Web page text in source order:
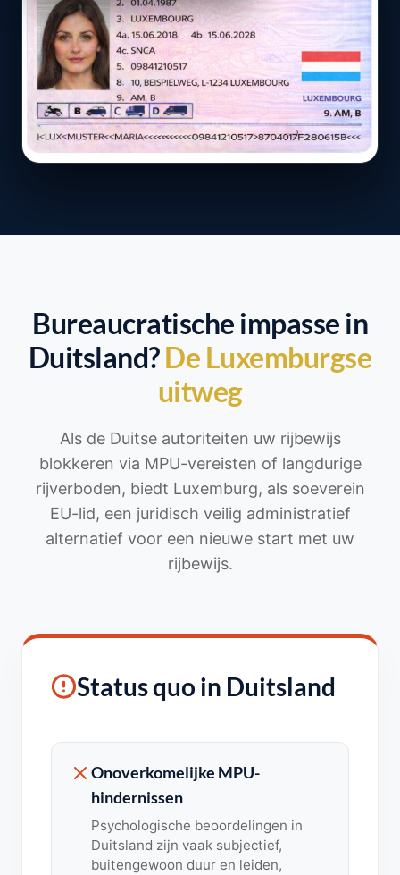
Bureaucratische impasse in
Duitsland?De Luxemburgse
uitweg
Als de Duitse autoriteiten uw rijbewijs
blokkeren via MPU-vereisten of langdurige
rijverboden, biedt Luxemburg, als soeverein
EU-lid, een juridisch veilig administratief
alternatief voor een nieuwe start met uw
rijbewijs.
Status quo in Duitsland
Onoverkomelijke MPU-
hindernissen
Psychologische beoordelingen in
Duitsland zijn vaak subjectief,
buitengewoon duur en leiden,